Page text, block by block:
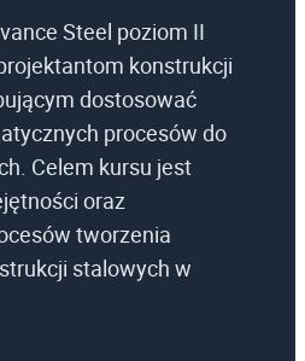
Steel poziom II
konstrukcji
dostosować
procesów do
Celem kursu jest
oraz
tworzenia
stalowych w